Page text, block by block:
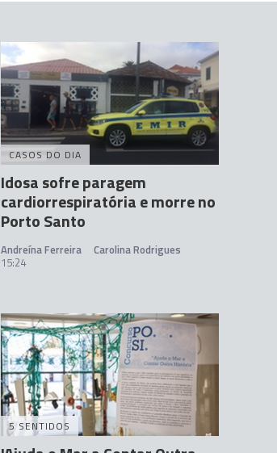
CASOS DO DIA
Idosa sofre paragem
cardiorrespiratória e morre no
Porto Santo
Andreína Ferreira
Carolina Rodrigues
15:24
5 SENTIDOS